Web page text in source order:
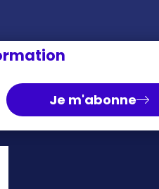
Je m'abonne